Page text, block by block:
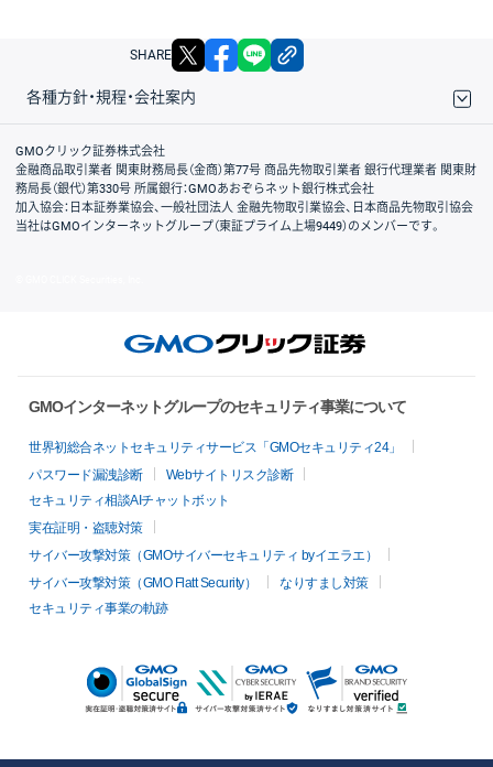
SHARE X facebook
各種方針・規程・会社案内
取引規程・約款
サイトマップ
その他のご案内
個人情報保護方針
最良執行方針
サイトのご利用について
ディスクレイマー
信託保全
リスク説明
会社案内
GMOクリック証券株式会社
金融商品取引業者 関東財務局長（金商）第77号 商品先物取引業者 銀行代理業者 関東財
務局長（銀代）第330号 所属銀行：GMOあおぞらネット銀行株式会社
加入協会：日本証券業協会、一般社団法人 金融先物取引業協会、日本商品先物取引協会
当社はGMOインターネットグループ（東証プライム上場9449）のメンバーです。
GMOインターネットグループのセキュリティ事業について
世界初総合ネットセキュリティサービス「GMOセキュリティ24」
パスワード漏洩診断
Webサイトリスク診断
セキュリティ相談AIチャットボット
実在証明・盗聴対策
サイバー攻撃対策（GMOサイバーセキュリティ byイエラエ）
サイバー攻撃対策（GMO Flatt Security）
なりすまし対策
セキュリティ事業の軌跡